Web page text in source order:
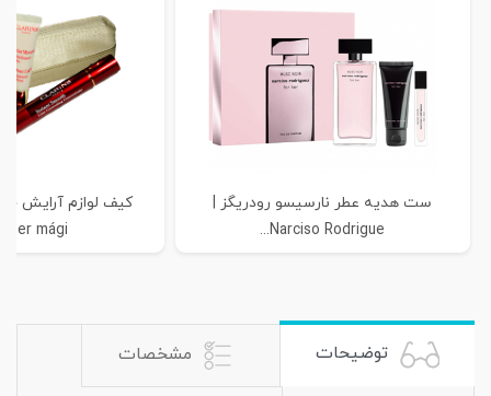
ست هدیه عطر نارسیسو رودریگز |
Narciso Rodrigue...
mági...
توضیحات مشخصات